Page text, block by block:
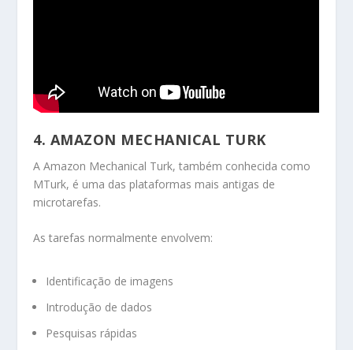
4. AMAZON MECHANICAL TURK
A Amazon Mechanical Turk, também conhecida como
MTurk, é uma das plataformas mais antigas de
microtarefas.
As tarefas normalmente envolvem:
Identificação de imagens
Introdução de dados
Pesquisas rápidas